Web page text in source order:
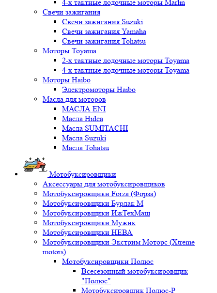
4-х тактные лодочные моторы Marlin
Свечи зажигания
Свечи зажигания Suzuki
Свечи зажигания Yamaha
Свечи зажигания Tohatsu
Моторы Toyama
2-х тактные лодочные моторы Toyama
4-х тактные лодочные моторы Toyama
Моторы Haibo
Электромоторы Haibo
Масла для моторов
МАСЛА ENI
Масла Hidea
Масла SUMITACHI
Масла Suzuki
Масла Tohatsu
Мотобуксировщики
Аксессуары для мотобуксировщиков
Мотобуксировщики Forza (Форза)
Мотобуксировщики Бурлак М
Мотобуксировщики ИжТехМаш
Мотобуксировщики Мужик
Мотобуксировщики НЕВА
Мотобуксировщики Экстрим Моторс (Xtreme
motors)
Мотобуксировщики Полюс
Всесезонный мотобуксировщик
"Полюс"
Мотобуксировщик Полюс-Р